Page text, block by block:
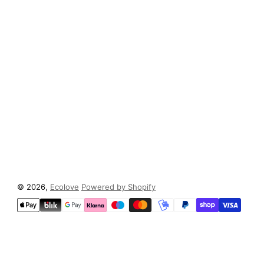
© 2026, Ecolove Powered by Shopify
Zahlungsmethoden